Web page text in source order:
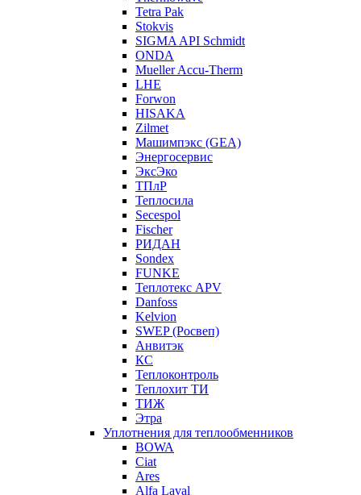
Tetra Pak
Stokvis
SIGMA API Schmidt
ONDA
Mueller Accu-Therm
LHE
Forwon
HISAKA
Zilmet
Машимпэкс (GEA)
Энергосервис
ЭксЭко
ТПлР
Теплосила
Secespol
Fischer
РИДАН
Sondex
FUNKE
Теплотекс APV
Danfoss
Kelvion
SWEP (Росвеп)
Анвитэк
КС
Теплоконтроль
Теплохит ТИ
ТИЖ
Этра
Уплотнения для теплообменников
BOWA
Ciat
Ares
Alfa Laval